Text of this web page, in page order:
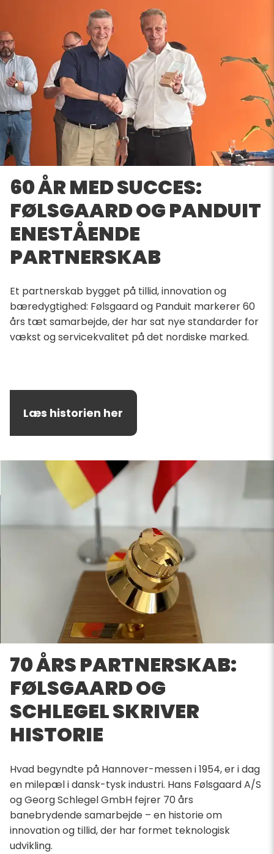
60 ÅR MED SUCCES:
FØLSGAARD OG PANDUIT
ENESTÅENDE
PARTNERSKAB
Et partnerskab bygget på tillid, innovation og
bæredygtighed: Følsgaard og Panduit markerer 60
års tæt samarbejde, der har sat nye standarder for
vækst og servicekvalitet på det nordiske marked.
Læs historien her
70 ÅRS PARTNERSKAB:
FØLSGAARD OG
SCHLEGEL SKRIVER
HISTORIE
Hvad begyndte på Hannover-messen i 1954, er i dag
en milepæl i dansk-tysk industri. Hans Følsgaard A/S
og Georg Schlegel GmbH fejrer 70 års
banebrydende samarbejde – en historie om
innovation og tillid, der har formet teknologisk
udvikling.